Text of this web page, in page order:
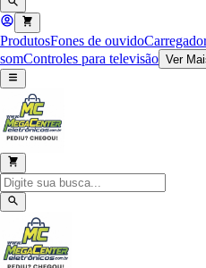
ProdutosFones de ouvido
somControles para televisão Ver